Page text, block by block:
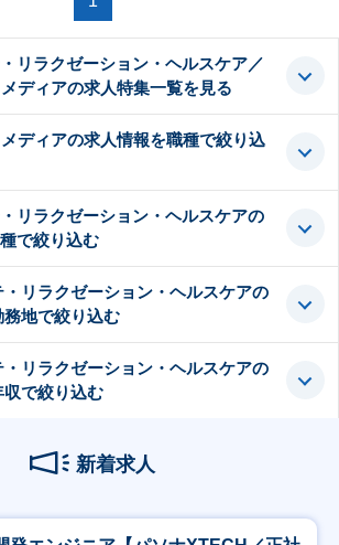
リラクゼーション・ヘルスケア／
ディアの求人特集一覧を見る
ディアの求人情報を職種で絞り込
リラクゼーション・ヘルスケアの
で絞り込む
リラクゼーション・ヘルスケアの
地で絞り込む
リラクゼーション・ヘルスケアの
で絞り込む
新着求人